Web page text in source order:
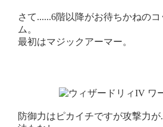
さて......6階以降がお待ちかねの
ム。
最初はマジックアーマー。
防御力はピカイチですが攻撃力が